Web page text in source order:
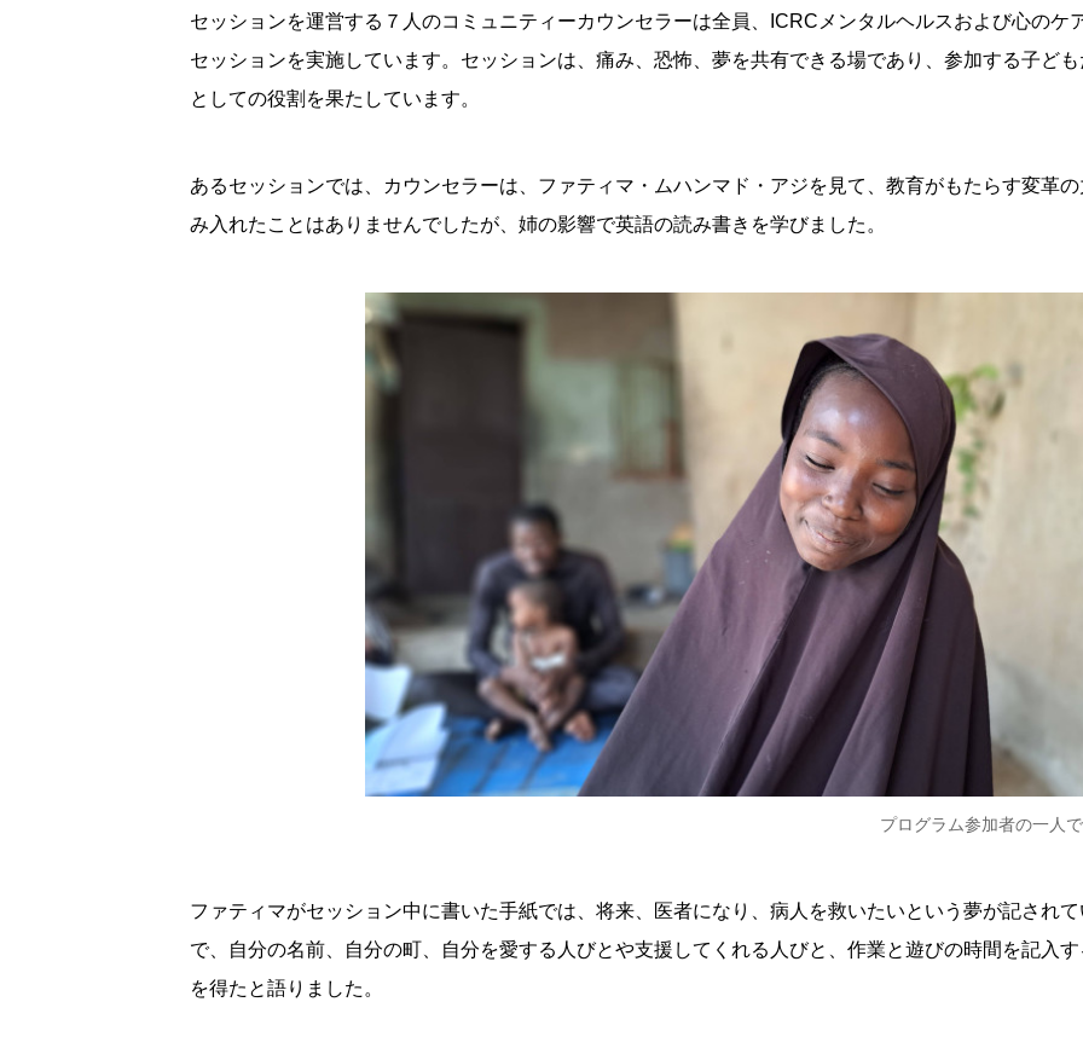
セッションを運営する７人のコミュニティーカウンセラーは全員、ICRCメンタルヘルスおよび心のケ
セッションを実施しています。セッションは、痛み、恐怖、夢を共有できる場であり、参加する子ど
としての役割を果たしています。
あるセッションでは、カウンセラーは、ファティマ・ムハンマド・アジを見て、教育がもたらす変革
み入れたことはありませんでしたが、姉の影響で英語の読み書きを学びました。
プログラム参加者の一人
ファティマがセッション中に書いた手紙では、将来、医者になり、病人を救いたいという夢が記され
で、自分の名前、自分の町、自分を愛する人びとや支援してくれる人びと、作業と遊びの時間を記入
を得たと語りました。